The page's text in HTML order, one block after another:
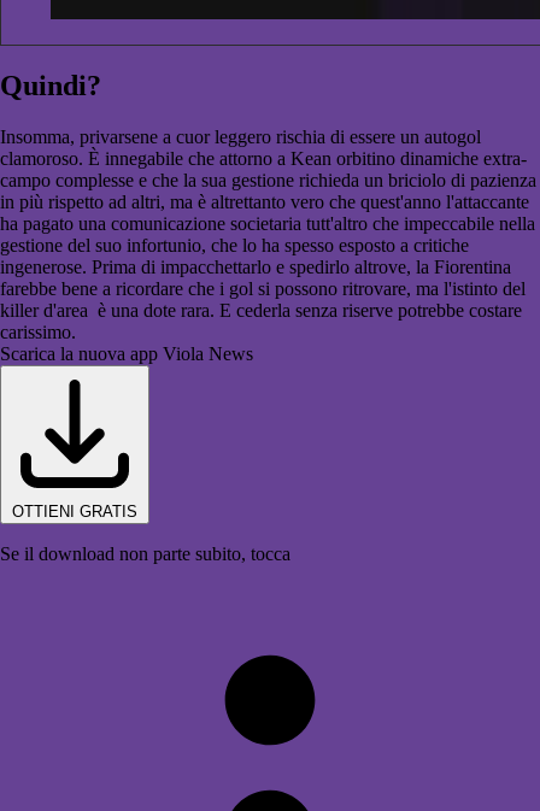
Quindi?
Insomma, privarsene a cuor leggero rischia di essere un autogol
clamoroso. È innegabile che attorno a Kean orbitino dinamiche extra-
campo complesse e che la sua gestione richieda un briciolo di pazienza
in più rispetto ad altri, ma è altrettanto vero che quest'anno l'attaccante
ha pagato una comunicazione societaria tutt'altro che impeccabile nella
gestione del suo infortunio, che lo ha spesso esposto a critiche
ingenerose. Prima di impacchettarlo e spedirlo altrove, la Fiorentina
farebbe bene a ricordare che i gol si possono ritrovare, ma l'istinto del
killer d'area è una dote rara. E cederla senza riserve potrebbe costare
carissimo.
Scarica la nuova app Viola News
OTTIENI GRATIS
Se il download non parte subito, tocca